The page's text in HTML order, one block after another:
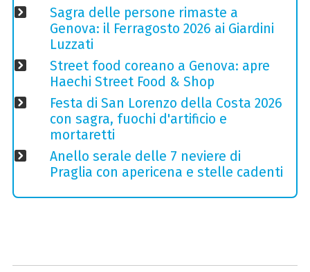
Sagra delle persone rimaste a
Genova: il Ferragosto 2026 ai Giardini
Luzzati
Street food coreano a Genova: apre
Haechi Street Food & Shop
Festa di San Lorenzo della Costa 2026
con sagra, fuochi d'artificio e
mortaretti
Anello serale delle 7 neviere di
Praglia con apericena e stelle cadenti